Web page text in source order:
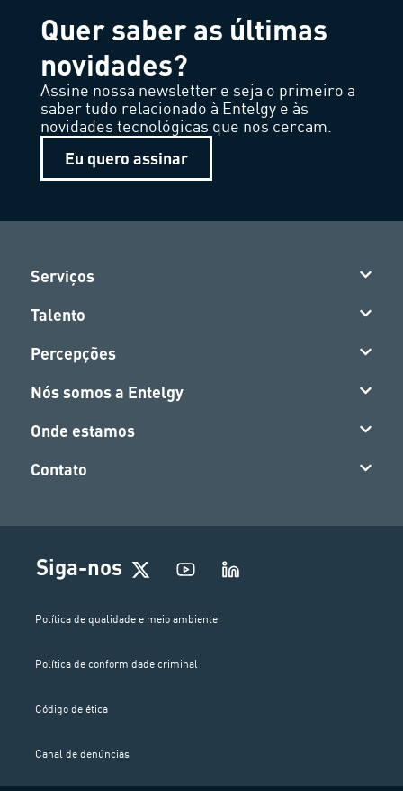
Quer saber as últimas
novidades?
Assine nossa newsletter e seja o primeiro a
saber tudo relacionado à Entelgy e às
novidades tecnológicas que nos cercam.
Eu quero assinar
Serviços
Talento
Percepções
Nós somos a Entelgy
Onde estamos
Contato
Siga-nos
Política de qualidade e meio ambiente
Política de conformidade criminal
Código de ética
Canal de denúncias